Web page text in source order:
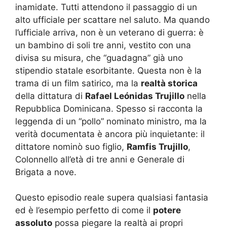
inamidate. Tutti attendono il passaggio di un
alto ufficiale per scattare nel saluto. Ma quando
l’ufficiale arriva, non è un veterano di guerra: è
un bambino di soli tre anni, vestito con una
divisa su misura, che “guadagna” già uno
stipendio statale esorbitante. Questa non è la
trama di un film satirico, ma la realtà storica
della dittatura di Rafael Leónidas Trujillo nella
Repubblica Dominicana. Spesso si racconta la
leggenda di un “pollo” nominato ministro, ma la
verità documentata è ancora più inquietante: il
dittatore nominò suo figlio, Ramfis Trujillo,
Colonnello all’età di tre anni e Generale di
Brigata a nove.
Questo episodio reale supera qualsiasi fantasia
ed è l’esempio perfetto di come il potere
assoluto possa piegare la realtà ai propri